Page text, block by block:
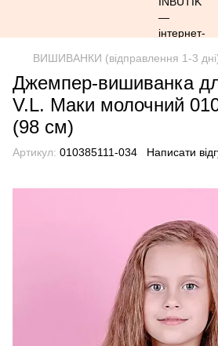
ВИШИВАНКИ (відправлення 1-3
Джемпер-вишиванка
V.L. Маки молочний
(98 см)
Артикул: 010385111-034 Написати